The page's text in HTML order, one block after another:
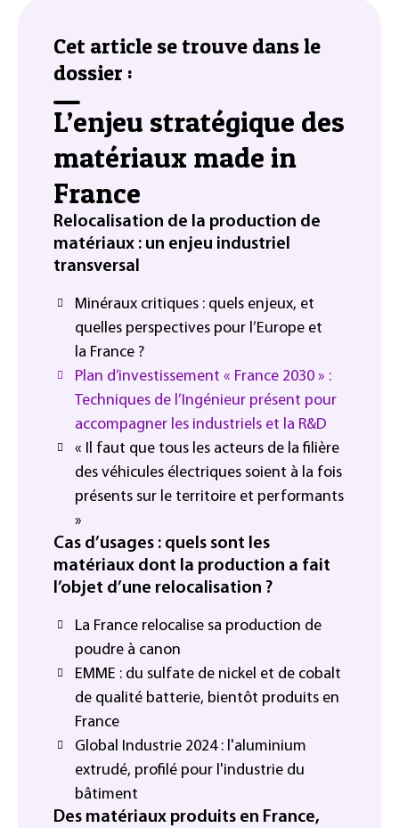
Cet article se trouve dans le
dossier :
L’enjeu stratégique des
matériaux made in
France
Relocalisation de la production de
matériaux : un enjeu industriel
transversal
Minéraux critiques : quels enjeux, et
quelles perspectives pour l’Europe et
la France ?
Plan d’investissement « France 2030 » :
Techniques de l’Ingénieur présent pour
accompagner les industriels et la R&D
« Il faut que tous les acteurs de la filière
des véhicules électriques soient à la fois
présents sur le territoire et performants
»
Cas d’usages : quels sont les
matériaux dont la production a fait
l’objet d’une relocalisation ?
La France relocalise sa production de
poudre à canon
EMME : du sulfate de nickel et de cobalt
de qualité batterie, bientôt produits en
France
Global Industrie 2024 : l'aluminium
extrudé, profilé pour l'industrie du
bâtiment
Des matériaux produits en France,